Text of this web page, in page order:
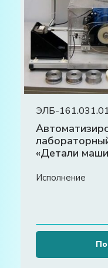
ЭЛБ-161.031.01
«Детали
Исполнение